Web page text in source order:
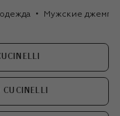
Мужские